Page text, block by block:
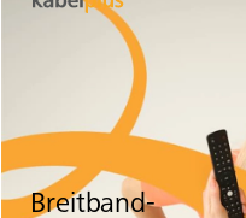
Breitband-